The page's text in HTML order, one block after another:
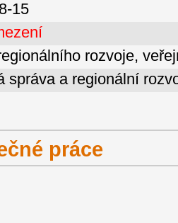
15
rozvoje,
správa a regionální
práce